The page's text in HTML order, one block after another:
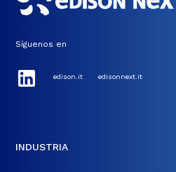
Síguenos en
edison.it edisonnext.it
INDUSTRIA